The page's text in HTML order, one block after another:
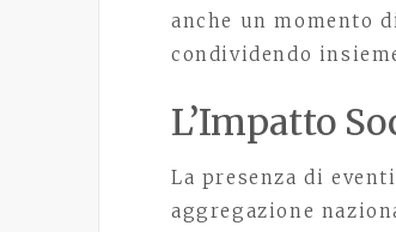
anche un momento
condividendo
L’Impatto
La presenza di
aggregazione